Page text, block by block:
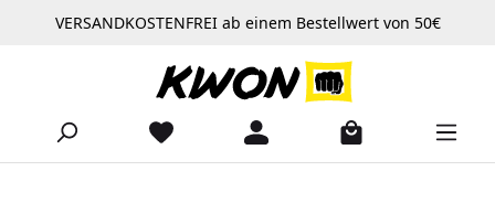
Zum Hauptinhalt springen
VERSANDKOSTENFREI ab einem Bestellwert von 50€